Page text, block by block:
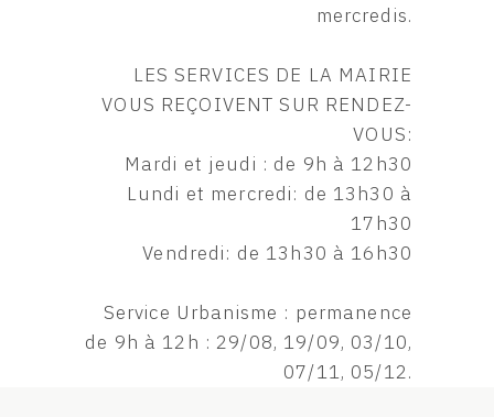
mercredis.
LES SERVICES DE LA MAIRIE
VOUS REÇOIVENT SUR RENDEZ-
VOUS:
Mardi et jeudi : de 9h à 12h30
Lundi et mercredi: de 13h30 à
17h30
Vendredi: de 13h30 à 16h30
Service Urbanisme : permanence
de 9h à 12h : 29/08, 19/09, 03/10,
07/11, 05/12.